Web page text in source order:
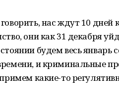
нас ждут 10 дней
они как 31 декабря
будем весь январь
и криминальные
какие-то